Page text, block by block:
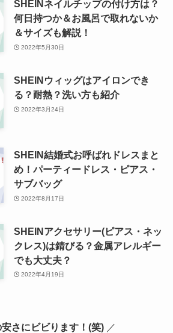
SHEINネイルチップの付け方は？
何日持つか＆お風呂で取れないか
＆サイズも解説！
2022年5月30日
SHEINウィッグはアイロンでき
る？耐熱？洗い方も紹介
2022年3月24日
SHEIN結婚式お呼ばれドレスまと
め！パーティードレス・ピアス・
サブバッグ
2022年8月17日
SHEINアクセサリー(ピアス・ネッ
クレス)は錆びる？金属アレルギー
でも大丈夫？
2022年4月19日
さにビビります！(笑) ／